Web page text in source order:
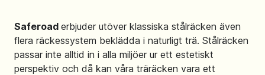
Saferoad erbjuder utöver klassiska stålräcken även
flera räckessystem beklädda i naturligt trä. Stålräcken
passar inte alltid in i alla miljöer ur ett estetiskt
perspektiv och då kan våra träräcken vara ett